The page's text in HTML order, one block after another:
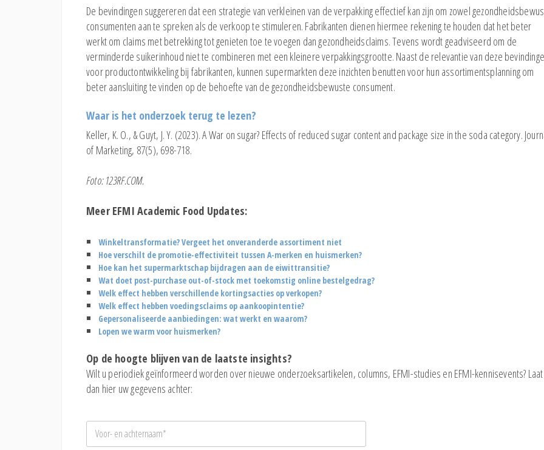
De bevindingen suggereren dat een strategie van verkleinen van de verpakking effectief kan zijn om zowel
consumenten aan te spreken als de verkoop te stimuleren. Fabrikanten dienen hiermee rekening te houden dat het beter
werkt om claims met betrekking tot genieten toe te voegen dan gezondheidsclaims. Tevens wordt geadviseerd om de
verminderde suikerinhoud niet te combineren met een kleinere verpakkingsgrootte. Naast de relevantie van deze
voor productontwikkeling bij fabrikanten, kunnen supermarkten deze inzichten benutten voor hun assortimentsplanning om
beter aansluiting te vinden op de behoefte van de gezondheidsbewuste consument.
Waar is het onderzoek terug te lezen?
Keller, K. O., & Guyt, J. Y. (2023). A War on sugar? Effects of reduced sugar content and package size in the soda category.
of Marketing, 87(5), 698-718.
Foto: 123RF.COM.
Meer EFMI Academic Food Updates:
Winkeltransformatie? Vergeet het onveranderde assortiment niet
Hoe verschilt de promotie-effectiviteit tussen A-merken en huismerken?
Hoe kan het supermarktschap bijdragen aan de eiwittransitie?
Wat doet post-purchase out-of-stock met toekomstig online bestelgedrag?
Welk effect hebben verschillende kortingsacties op verkopen?
Welk effect hebben voedingsclaims op aankoopintentie?
Gepersonaliseerde aanbiedingen: wat werkt en waarom?
Lopen we warm voor huismerken?
Op de hoogte blijven van de laatste insights?
Wilt u periodiek geïnformeerd worden over nieuwe onderzoeksartikelen, columns, EFMI-studies en EFMI-kennisevents? Laat
dan hier uw gegevens achter:
N
LRO Ondernemerscongres op
woensdag 1 april a.s.
de Nutri-Score
Nieuwe studie
Challenge' in